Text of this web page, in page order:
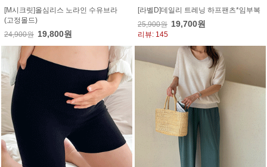
[M시크릿]올심리스 노라인 수유브라
(고정몰드)
24,900원 19,800원
[라벨D]데일리 트레닝 하프팬츠*임부복
25,900원 19,700원
리뷰: 145